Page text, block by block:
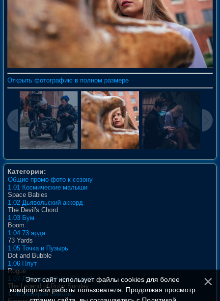
Открыть фотографию в полном размере
Категории:
Общие промо-фото к сезону
1.01 Космические малыши
Space Babies
1.02 Дьявольский аккорд
The Devil's Chord
1.03 Бум
Boom
1.04 73 ярда
73 Yards
1.05 Точка и Пузырь
Dot and Bubble
1.06 Плут
Rogue
1.07 Легенда о Руби Сандей
The Legend of Ruby Sunday
1.08 Империя смерти
Этот сайт использует файлы cookies для более
комфортной работы пользователя. Продолжая просмотр